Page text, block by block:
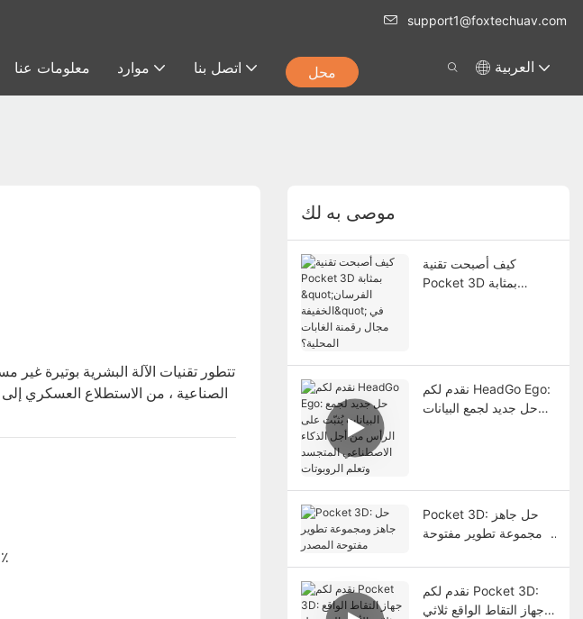
support1@foxtechuav.com
معلومات عنا موارد اتصل بنا محل العربية
تتطور تقنيات الآلة البشرية بوتيرة
الصناعية ، من الاستطلاع العسكري
: أمريكا الشمالية 35 ٪ ، آسيا والمحيط الهادئ 30 ٪ ، أوروبا 25 ٪ ، والبعض الآخر 10 ٪
موصى به لك
كيف أصبحت تقنية
Pocket 3D بمثابة
نقدم لكم HeadGo Ego:
حل جديد لجمع البيانات
Pocket 3D: حل جاهز
ومجموعة تطوير مفتوحة
نقدم لكم Pocket 3D:
جهاز التقاط الواقع ثلاثي